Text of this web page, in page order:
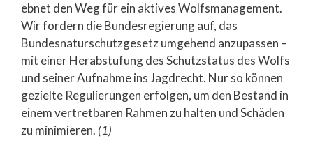
ebnet den Weg für ein aktives Wolfsmanagement.
Wir fordern die Bundesregierung auf, das
Bundesnaturschutzgesetz umgehend anzupassen –
mit einer Herabstufung des Schutzstatus des Wolfs
und seiner Aufnahme ins Jagdrecht. Nur so können
gezielte Regulierungen erfolgen, um den Bestand in
einem vertretbaren Rahmen zu halten und Schäden
zu minimieren. (1)